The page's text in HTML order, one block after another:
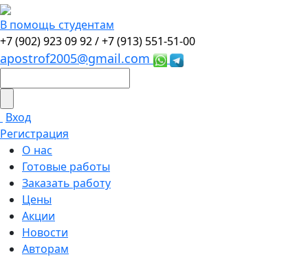
В помощь студентам
+7 (902) 923 09 92 /+7 (913) 551-51-00
apostrof2005@gmail.com
Вход
Регистрация
О нас
Готовые работы
Заказать работу
Цены
Акции
Новости
Авторам